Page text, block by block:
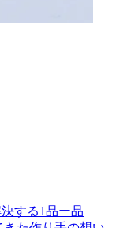
する1品ー品